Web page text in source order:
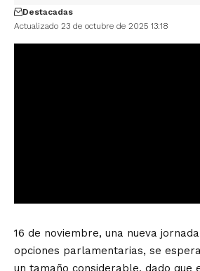
Actualizado 23 de octubre de 2025 13:18
Destacadas
16 de noviembre, una nueva
opciones parlamentarias, se